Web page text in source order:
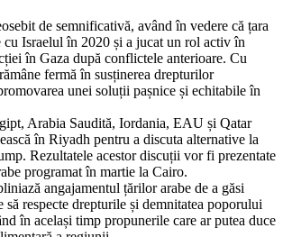
de semnificativă, având în vedere că țara
Israelul în 2020 și a jucat un rol activ în
în Gaza după conflictele anterioare. Cu
fermă în susținerea drepturilor
unei soluții pașnice și echitabile în
Arabia Saudită, Iordania, EAU și Qatar
în Riyadh pentru a discuta alternative la
Rezultatele acestor discuții vor fi prezentate
programat în martie la Cairo.
angajamentul țărilor arabe de a găsi
să respecte drepturile și demnitatea poporului
în același timp propunerile care ar putea duce